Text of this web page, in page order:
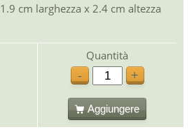
1.9 cm larghezza x 2.4 cm altezza
Quantità
-
+
Aggiungere